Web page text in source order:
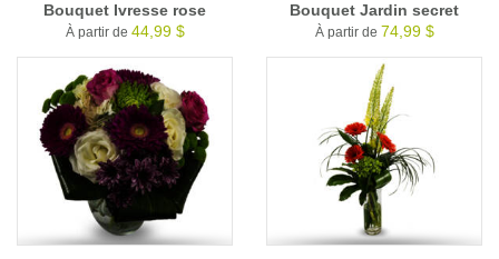
Bouquet Ivresse rose
À partir de 44,99 $
Bouquet Jardin secret
À partir de 74,99 $